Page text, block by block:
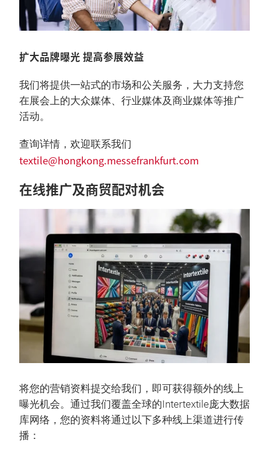
扩大品牌曝光 提高参展效益
我们将提供一站式的市场和公关服务，大力支持您
在展会上的大众媒体、行业媒体及商业媒体等推广
活动。
查询详情，欢迎联系我们
textile@hongkong.messefrankfurt.com
在线推广及商贸配对机会
将您的营销资料提交给我们，即可获得额外的线上
曝光机会。通过我们覆盖全球的Intertextile庞大数据
库网络，您的资料将通过以下多种线上渠道进行传
播：